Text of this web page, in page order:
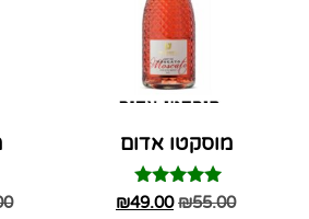
מוסקטו אדום
דורג
5.00
₪55.00
₪49.00